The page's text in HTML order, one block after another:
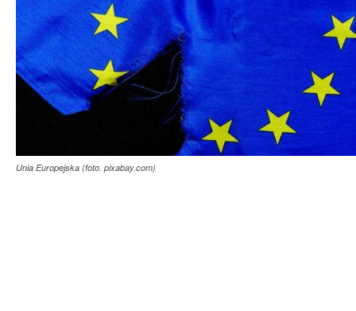
Unia Europejska (foto. pixabay.com)